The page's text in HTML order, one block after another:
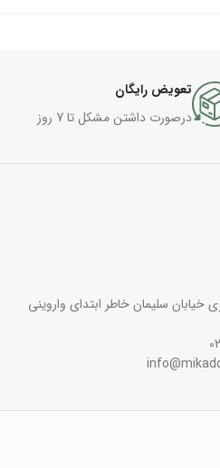
تعویض رایگان
درصورت داشتن مشکل تا 7 روز
خیابان سلیمان خاطر ابتدای واروینی